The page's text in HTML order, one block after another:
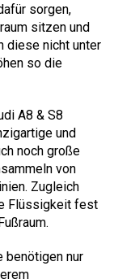
sorgen,
sitzen und
diese nicht unter
so die
A8 & S8
und
noch große
von
Zugleich
Flüssigkeit fest
benötigen nur